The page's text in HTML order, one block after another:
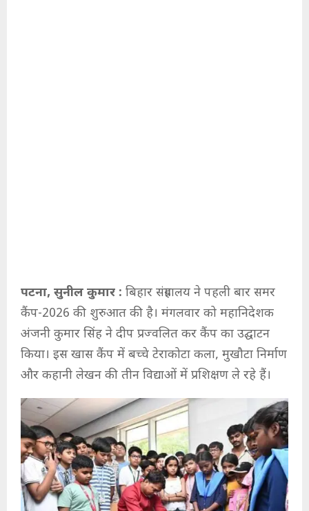
पटना, सुनील कुमार : बिहार संग्रहालय ने पहली बार समर
कैंप-2026 की शुरुआत की है। मंगलवार को महानिदेशक
अंजनी कुमार सिंह ने दीप प्रज्वलित कर कैंप का उद्घाटन
किया। इस खास कैंप में बच्चे टेराकोटा कला, मुखौटा निर्माण
और कहानी लेखन की तीन विद्याओं में प्रशिक्षण ले रहे हैं।